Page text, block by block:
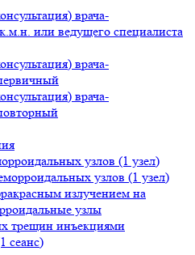
врача-
или ведущего специалиста
врача-
врача-
узлов (1 узел)
узлов (1 узел)
излучением на
узлы
трещин инъекциями
сеанс)